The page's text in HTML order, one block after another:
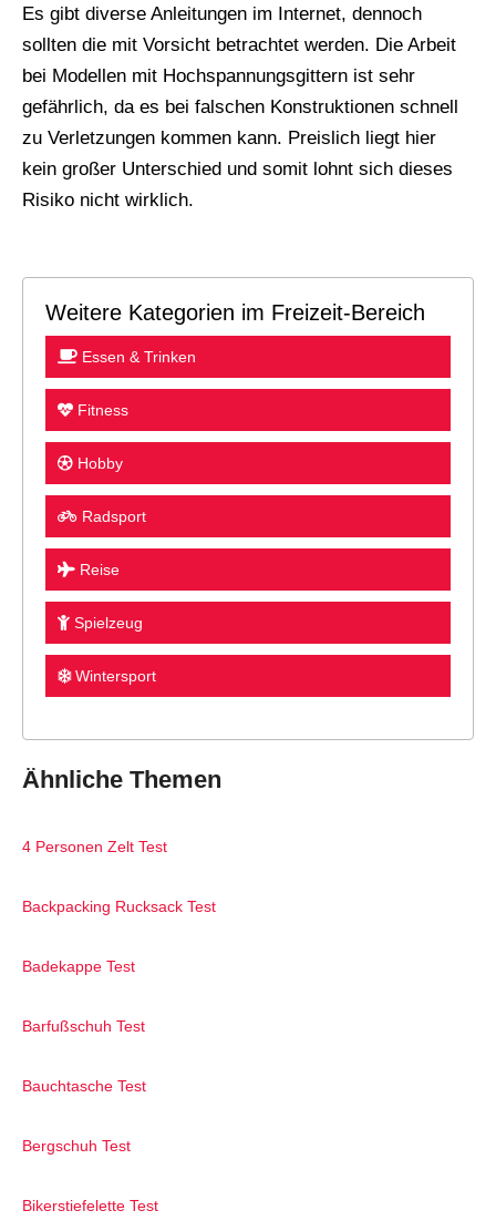
Es gibt diverse Anleitungen im Internet, dennoch
sollten die mit Vorsicht betrachtet werden. Die Arbeit
bei Modellen mit Hochspannungsgittern ist sehr
gefährlich, da es bei falschen Konstruktionen schnell
zu Verletzungen kommen kann. Preislich liegt hier
kein großer Unterschied und somit lohnt sich dieses
Risiko nicht wirklich.
Weitere Kategorien im Freizeit-Bereich
Essen & Trinken
Fitness
Hobby
Radsport
Reise
Spielzeug
Wintersport
Ähnliche Themen
4 Personen Zelt Test
Backpacking Rucksack Test
Badekappe Test
Barfußschuh Test
Bauchtasche Test
Bergschuh Test
Bikerstiefelette Test